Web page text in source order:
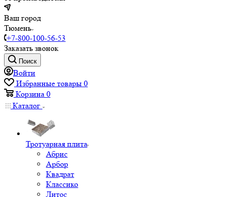
Ваш город
Тюмень
+7-800-100-56-53
Заказать звонок
Поиск
Войти
Избранные товары 0
Корзина 0
Каталог
Тротуарная плита
Абрис
Арбор
Квадрат
Классико
Литос